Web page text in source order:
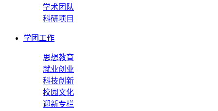
学术团队
科研项目
学团工作
思想教育
就业创业
科技创新
校园文化
迎新专栏